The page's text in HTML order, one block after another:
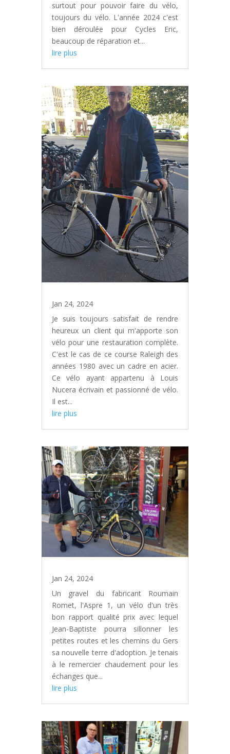
surtout pour pouvoir faire du vélo,
toujours du vélo. L'année 2024 c'est
bien déroulée pour Cycles Eric,
beaucoup de réparation et...
lire plus
Jan 24, 2024
Je suis toujours satisfait de rendre
heureux un client qui m'apporte son
vélo pour une restauration complète.
C'est le cas de ce course Raleigh des
années 1980 avec un cadre en acier.
Ce vélo ayant appartenu à Louis
Nucera écrivain et passionné de vélo.
Il est...
lire plus
Jan 24, 2024
Un gravel du fabricant Roumain
Romet, l'Aspre 1, un vélo d'un très
bon rapport qualité prix avec lequel
Jean-Baptiste pourra sillonner les
petites routes et les chemins du Gers
sa nouvelle terre d'adoption. Je tenais
à le remercier chaudement pour les
échanges que...
lire plus